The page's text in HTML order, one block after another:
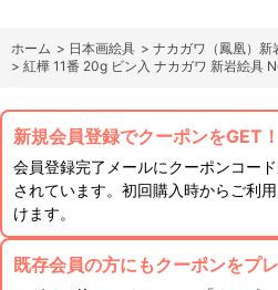
ホーム > 日本画絵具 > ナカガワ（鳳凰）新
> 紅樺 11番 20g ビン入 ナカガワ 新岩絵具
新規会員登録でクーポンをGET！
会員登録完了メールにクーポンコー
されています。初回購入時からご利
けます。
既存会員の方にもクーポンをプ